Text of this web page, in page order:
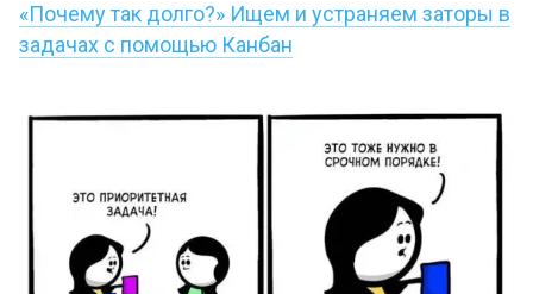
«Почему так долго?» Ищем и устраняем заторы в
задачах с помощью Канбан